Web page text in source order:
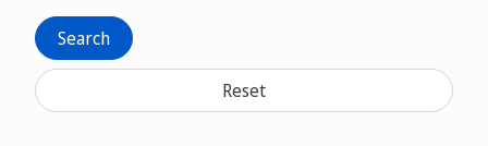
Search
Reset